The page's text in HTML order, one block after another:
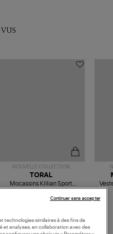
NOUVELLE COLLECTION
TORAL
Mocassins Killian Sport
Mousse
technologies similaires à des fins de
et analyses, en collaboration avec des
Continuer sans accepter